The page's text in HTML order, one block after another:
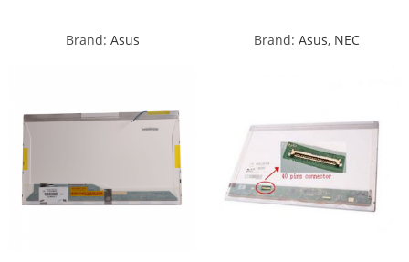
Brand: Asus, NEC
Brand: Asus